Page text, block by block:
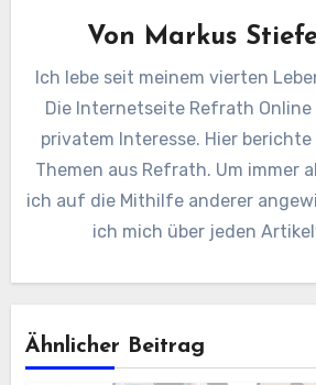
Von Markus
Ich lebe seit meinem vierten
Die Internetseite Refrath
privatem Interesse. Hier
Themen aus Refrath. Um immer
ich auf die Mithilfe anderer
ich mich über jeden
Ähnlicher Beitrag